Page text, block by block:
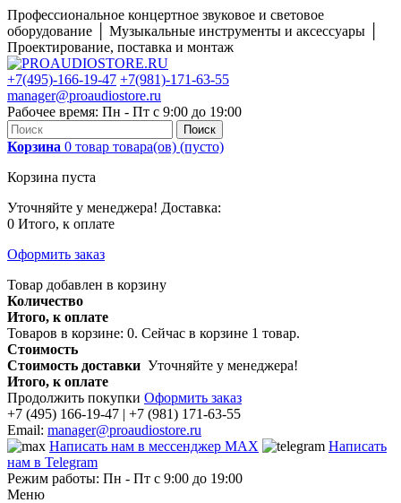
Профессиональное концертное звуковое и световое
оборудование │ Музыкальные инструменты и аксессуары │
Проектирование, поставка и монтаж
+7(495)-166-19-47 +7(981)-171-63-55
manager@proaudiostore.ru
Рабочее время: Пн - Пт с 9:00 до 19:00
Поиск
Корзина 0 товар товара(ов) (пусто)
Корзина пуста
Уточняйте у менеджера! Доставка:
0 Итого, к оплате
Оформить заказ
Товар добавлен в корзину
Количество
Итого, к оплате
Товаров в корзине: 0. Сейчас в корзине 1 товар.
Стоимость
Стоимость доставки Уточняйте у менеджера!
Итого, к оплате
Продолжить покупки Оформить заказ
+7 (495) 166-19-47 | +7 (981) 171-63-55
Email: manager@proaudiostore.ru
Написать нам в мессенджер MAX
Написать
нам в Telegram
Режим работы: Пн - Пт с 9:00 до 19:00
Меню